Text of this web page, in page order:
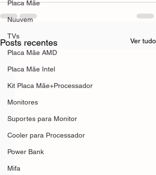
Placa Mãe
Nuuvem
TVs
Placa Mãe AMD
Placa Mãe Intel
Kit Placa Mãe+Processador
Monitores
Suportes para Monitor
Cooler para Processador
Power Bank
Mifa
Posts recentes Ver tudo